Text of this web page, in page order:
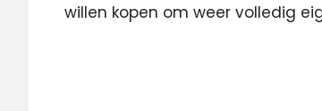
willen kopen om weer volledig